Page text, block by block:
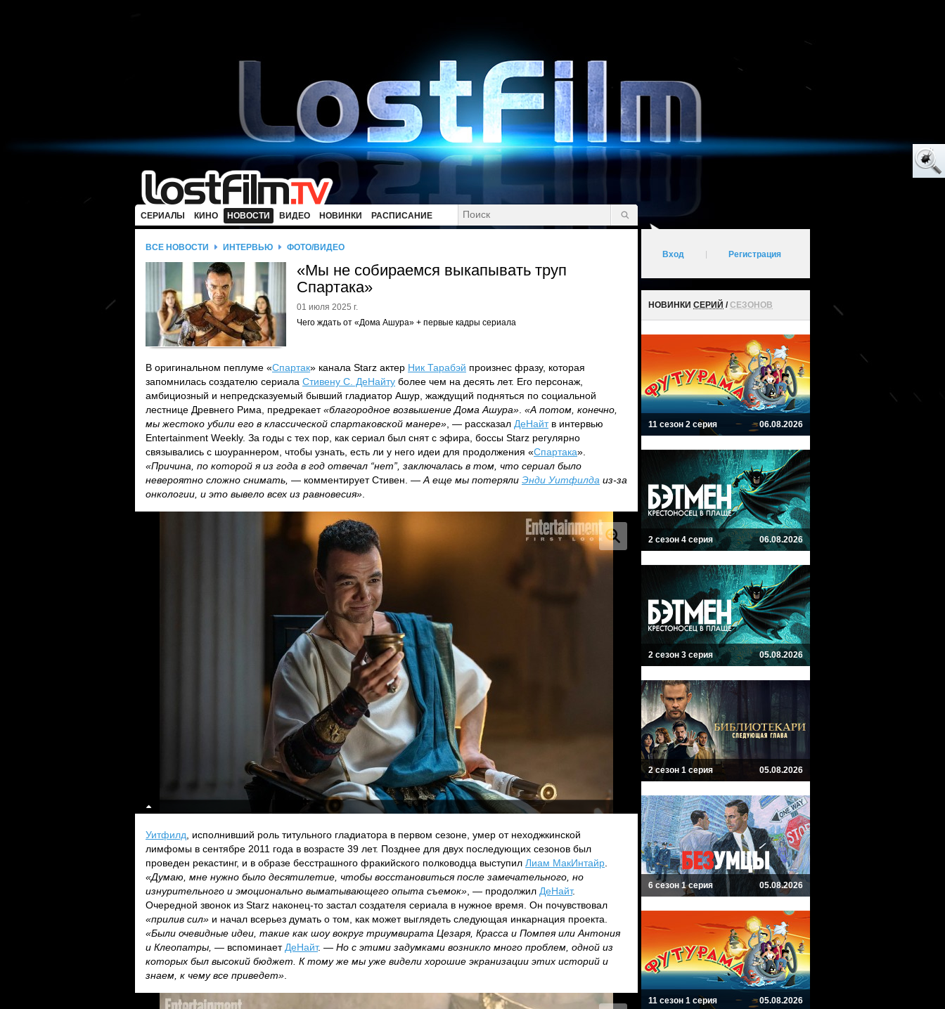
СЕРИАЛЫ КИНО НОВОСТИ ВИДЕО НОВИНКИ РАСПИСАНИЕ
ВСЕ НОВОСТИ ИНТЕРВЬЮ ФОТО/ВИДЕО
«Мы не собираемся выкапывать труп
Спартака»
01 июля 2025 г.
Чего ждать от «Дома Ашура» + первые кадры сериала
В оригинальном пеплуме «Спартак» канала Starz актер Ник Тарабэй произнес фразу, которая
запомнилась создателю сериала Стивену С. ДеНайту более чем на десять лет. Его персонаж,
амбициозный и непредсказуемый бывший гладиатор Ашур, жаждущий подняться по социальной
лестнице Древнего Рима, предрекает«благородное возвышение Дома Ашура» «А потом, конечно,
мы жестоко убили его в классической спартаковской манере» , — рассказал ДеНайтв интервью
Entertainment Weekly. За годы с тех пор, как сериал был снят с эфира, боссы Starz регулярно
связывались с шоураннером, чтобы узнать, есть ли у него идеи для продолжения «Спартака».
«Причина, по которой я из года в год отвечал “нет”, заключалась в том, что сериал было
невероятно сложно снимать, — комментирует Стивен. — А еще мы потеряли Энди Уитфилда из-за
онкологии, и это вывело всех из равновесия»
Уитфилд , исполнивший роль титульного гладиатора в первом сезоне, умер от неходжкинской
лимфомы в сентябре 2011 года в возрасте 39 лет. Позднее для двух последующих сезонов был
проведен рекастинг, и в образе бесстрашного фракийского полководца выступил Лиам МакИнтайр
«Думаю, мне нужно было десятилетие, чтобы восстановиться после замечательного, но
изнурительного и эмоционально выматывающего опыта съемок» , — продолжил ДеНайт.
Очередной звонок из Starz наконец-то застал создателя сериала в нужное время. Он почувствовал
«прилив сил» и начал всерьез думать о том, как может выглядеть следующая инкарнация проекта.
«Были очевидные идеи, такие как шоу вокруг триумвирата Цезаря, Красса и Помпея или Антония
и Клеопатры, — вспоминает ДеНайт. — Но с этими задумками возникло много проблем, одной из
которых был высокий бюджет. К тому же мы уже видели хорошие экранизации этих историй и
знаем, к чему все приведет»
Вход Регистрация
НОВИНКИ СЕРИЙ /СЕЗОНОВ
11 сезон 2 серия 06.08.2026
2 сезон 4 серия 06.08.2026
2 сезон 3 серия 05.08.2026
2 сезон 1 серия 05.08.2026
6 сезон 1 серия 05.08.2026
11 сезон 1 серия 05.08.2026